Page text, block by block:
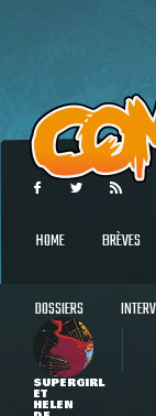
HOME BRÈVES
DOSSIERS
SUPERGIRL
ET
HELEN